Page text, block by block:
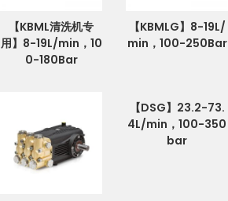
【KBML清洗机专
用】8-19L/min，10
0-180Bar
【KBMLG】8-19L/
min，100-250Bar
【DSG】23.2-73.
4L/min，100-350
bar